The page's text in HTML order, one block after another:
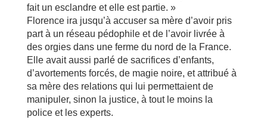
fait un esclandre et elle est partie. »
Florence ira jusqu’à accuser sa mère d’avoir pris
part à un réseau pédophile et de l’avoir livrée à
des orgies dans une ferme du nord de la France.
Elle avait aussi parlé de sacrifices d’enfants,
d’avortements forcés, de magie noire, et attribué à
sa mère des relations qui lui permettaient de
manipuler, sinon la justice, à tout le moins la
police et les experts.